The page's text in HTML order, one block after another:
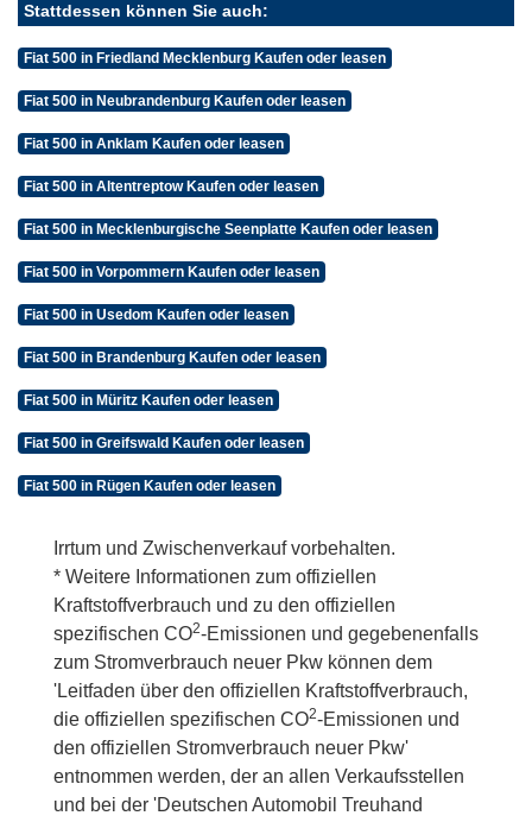
Stattdessen können Sie auch:
Fiat 500 in Friedland Mecklenburg Kaufen oder leasen
Fiat 500 in Neubrandenburg Kaufen oder leasen
Fiat 500 in Anklam Kaufen oder leasen
Fiat 500 in Altentreptow Kaufen oder leasen
Fiat 500 in Mecklenburgische Seenplatte Kaufen oder leasen
Fiat 500 in Vorpommern Kaufen oder leasen
Fiat 500 in Usedom Kaufen oder leasen
Fiat 500 in Brandenburg Kaufen oder leasen
Fiat 500 in Müritz Kaufen oder leasen
Fiat 500 in Greifswald Kaufen oder leasen
Fiat 500 in Rügen Kaufen oder leasen
Irrtum und Zwischenverkauf vorbehalten.
* Weitere Informationen zum offiziellen
Kraftstoffverbrauch und zu den offiziellen
spezifischen CO2-Emissionen und gegebenenfalls
zum Stromverbrauch neuer Pkw können dem
'Leitfaden über den offiziellen Kraftstoffverbrauch,
die offiziellen spezifischen CO2-Emissionen und
den offiziellen Stromverbrauch neuer Pkw'
entnommen werden, der an allen Verkaufsstellen
und bei der 'Deutschen Automobil Treuhand